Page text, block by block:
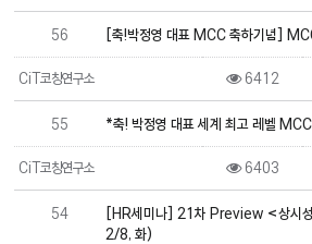
56 [축!박정영 대표 MCC 축하기념]
CiT코칭연구소 6412
55 *축! 박정영 대표 세계 최고 레벨
CiT코칭연구소 6403
54
[HR세미나] 21차 Preview <상시
2/8, 화)